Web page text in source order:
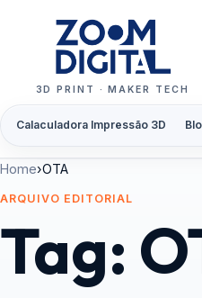
3D PRINT · MAKER TECH
Calaculadora Impressão 3D
Home›OTA
ARQUIVO EDITORIAL
Tag: